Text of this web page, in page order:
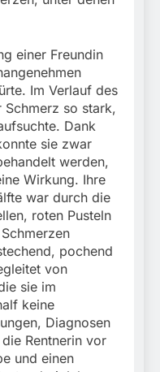
an
ermittelt
den
einer Freundin
Im Verlauf des
Schmerz so stark,
Dank
sie zwar
werden,
Wirkung. Ihre
war durch die
roten Pusteln
pochend
von
sie im
keine
Diagnosen
Rentnerin vor
und einen